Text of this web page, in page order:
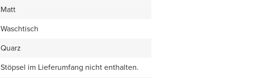
Matt
Waschtisch
Quarz
Stöpsel im Lieferumfang nicht enthalten.